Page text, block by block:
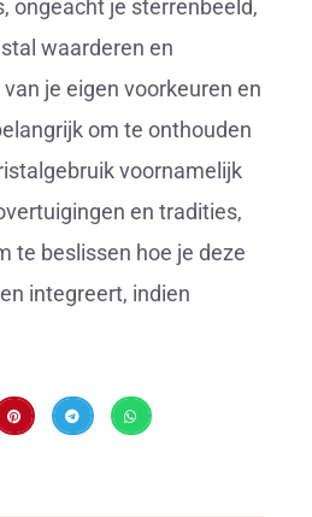
ongeacht je sterrenbeeld,
waarderen en
je eigen voorkeuren en
om te onthouden
voornamelijk
en tradities,
te beslissen hoe je deze
integreert, indien